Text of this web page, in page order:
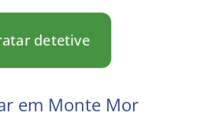
detetive
em Monte Mor